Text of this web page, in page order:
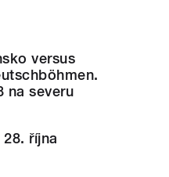
versus
na severu
října